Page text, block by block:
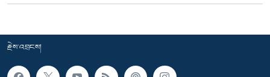
རྗེས་འབྲངས།